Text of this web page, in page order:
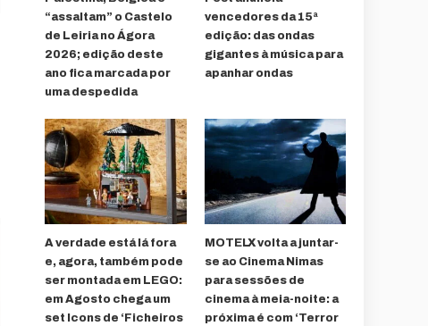
“assaltam” o Castelo
de Leiria no Ágora
2026; edição deste
ano fica marcada por
uma despedida
vencedores da 15ª
edição: das ondas
gigantes à música para
apanhar ondas
A verdade está lá fora
e, agora, também pode
ser montada em LEGO:
em Agosto chega um
set Icons de ‘Ficheiros
MOTELX volta a juntar-
se ao Cinema Nimas
para sessões de
cinema à meia-noite: a
próxima é com ‘Terror